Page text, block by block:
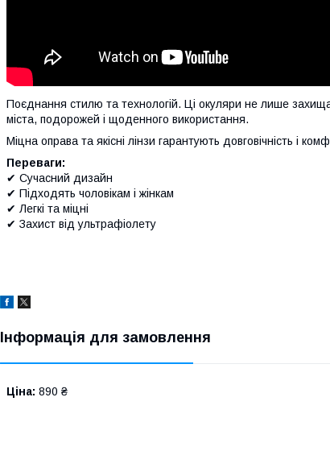
Поєднання стилю та технологій. Ці окуляри не лише
міста, подорожей і щоденного використання.
Міцна оправа та якісні лінзи гарантують довговічність і
Переваги:
✔ Сучасний дизайн
✔ Підходять чоловікам і жінкам
✔ Легкі та міцні
✔ Захист від ультрафіолету
Інформація для замовлення
Ціна: 890 ₴